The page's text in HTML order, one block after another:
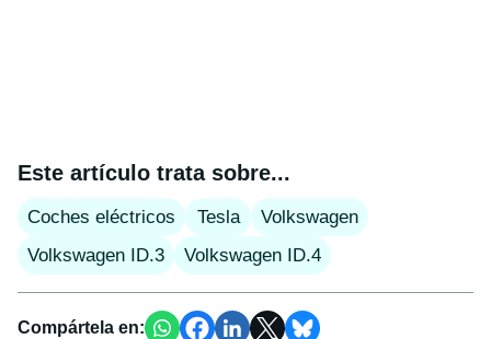
Este artículo trata sobre...
Coches eléctricos Tesla
Volkswagen
Volkswagen ID.3
Volkswagen ID.4
Compártela en: